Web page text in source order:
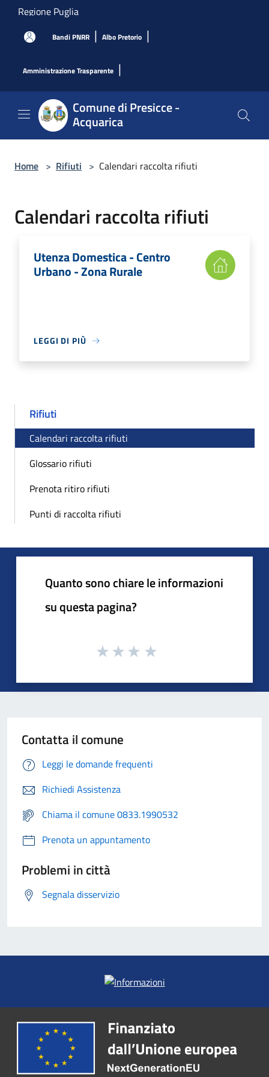
Salta al contenuto principale
Regione Puglia
Bandi PNRR | Albo Pretorio |
Amministrazione Trasparente |
Comune di Presicce -
Acquarica
Home > Rifiuti > Calendari raccolta rifiuti
Calendari raccolta rifiuti
Utenza Domestica - Centro
Urbano - Zona Rurale
LEGGI DI PIÙ
Rifiuti
Calendari raccolta rifiuti
Glossario rifiuti
Prenota ritiro rifiuti
Punti di raccolta rifiuti
Quanto sono chiare le informazioni
su questa pagina?
Contatta il comune
Leggi le domande frequenti
Richiedi Assistenza
Chiama il comune 0833.1990532
Prenota un appuntamento
Problemi in città
Segnala disservizio